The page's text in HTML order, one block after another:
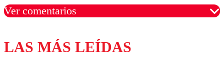
Ver comentarios
Los comentarios son moderados para garantizar un
diálogo respetuoso.
LAS MÁS LEÍDAS